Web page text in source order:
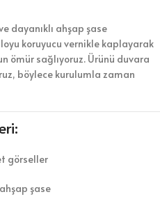
dayanıklı ahşap şase
koruyucu vernikle kaplayarak
ömür sağlıyoruz. Ürünü duvara
böylece kurulumla zaman
görseller
şase